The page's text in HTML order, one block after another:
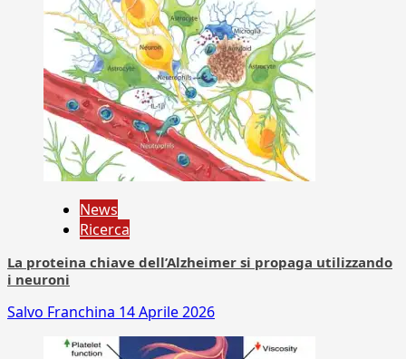
News
Ricerca
La proteina chiave dell’Alzheimer si propaga utilizzando
i neuroni
Salvo Franchina 14 Aprile 2026